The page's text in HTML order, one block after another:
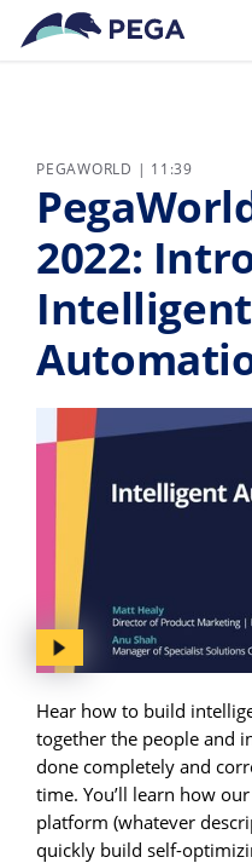
Pular para o conteúdo
PEGAWORLD | 11:39
2022:
Intelligent
Hear how to build
together the people and
done completely and
time. You’ll learn how
platform (whatever
quickly build self-